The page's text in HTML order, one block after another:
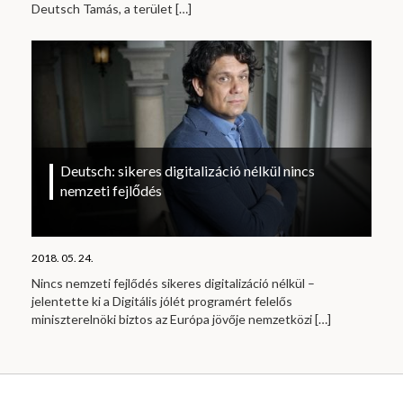
Deutsch Tamás, a terület […]
Deutsch: sikeres digitalizáció nélkül nincs
nemzeti fejlődés
2018. 05. 24.
Nincs nemzeti fejlődés sikeres digitalizáció nélkül –
jelentette ki a Digitális jólét programért felelős
miniszterelnöki biztos az Európa jövője nemzetközi[…]